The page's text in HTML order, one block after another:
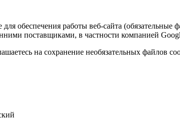
обеспечения работы веб-сайта
поставщиками, в частности компанией
на сохранение необязательных файлов